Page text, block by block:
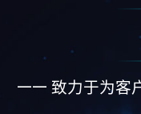
—— 致力于为客